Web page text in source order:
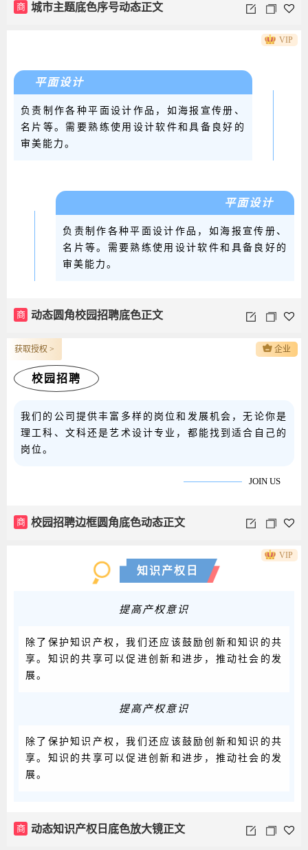
商 城市主题底色序号动态正文
平面设计
负责制作各种平面设计作品，如海报宣传册、
名片等。需要熟练使用设计软件和具备良好的
审美能力。
平面设计
负责制作各种平面设计作品，如海报宣传册、
名片等。需要熟练使用设计软件和具备良好的
审美能力。
商 动态圆角校园招聘底色正文
VIP
校园招聘
我们的公司提供丰富多样的岗位和发展机会，无论你是
理工科、文科还是艺术设计专业，都能找到适合自己的
岗位。
JOIN US
商 校园招聘边框圆角底色动态正文
获取授权 > 企业
知识产权日
提高产权意识
除了保护知识产权，我们还应该鼓励创新和知识的共
享。知识的共享可以促进创新和进步，推动社会的发
展。
提高产权意识
除了保护知识产权，我们还应该鼓励创新和知识的共
享。知识的共享可以促进创新和进步，推动社会的发
展。
商 动态知识产权日底色放大镜正文
VIP